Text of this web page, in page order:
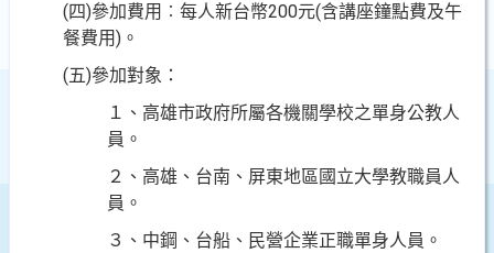
(四)參加費用︰每人新台幣200元(含講座鐘點費及午
餐費用)。
(五)參加對象：
１、高雄市政府所屬各機關學校之單身公教人
員。
２、高雄、台南、屏東地區國立大學教職員人
員。
３、中鋼、台船、民營企業正職單身人員。